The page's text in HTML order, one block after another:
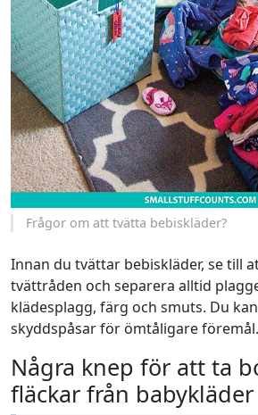
Frågor om att tvätta bebiskläder?
Innan du tvättar bebiskläder, se till
tvättråden och separera alltid
klädesplagg, färg och smuts. Du
skyddspåsar för ömtåligare föremål.
Några knep för att ta
fläckar från babykläder